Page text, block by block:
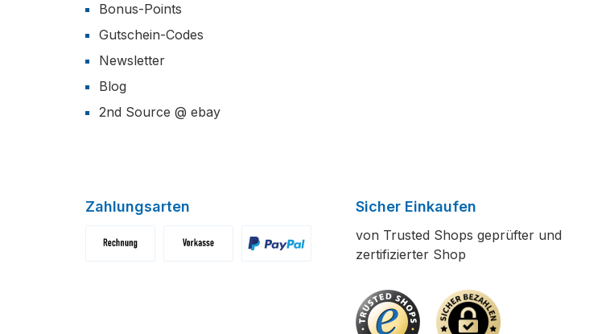
Bonus-Points
Gutschein-Codes
Newsletter
Blog
2nd Source @ ebay
Zahlungsarten Sicher Einkaufen
von Trusted Shops geprüfter und
zertifizierter Shop